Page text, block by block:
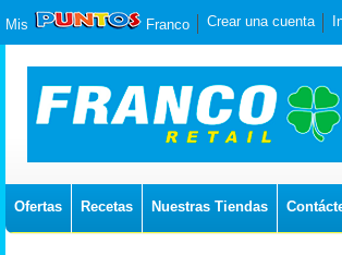
Mis Franco Crear una cuenta
Ofertas Recetas Nuestras Tiendas